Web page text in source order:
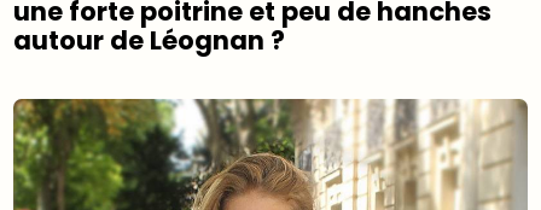
une forte poitrine et peu de hanches
autour de Léognan ?